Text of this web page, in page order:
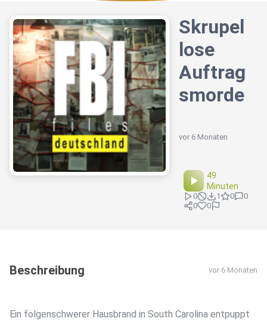
Skrupel
lose
Auftrag
smorde
vor 6 Monaten
49
Minuten
0 1 0
0
0
0
Beschreibung vor 6 Monaten
Ein folgenschwerer Hausbrand in South Carolina entpuppt